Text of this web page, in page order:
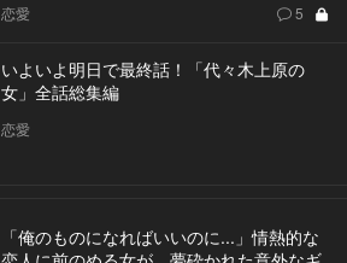
恋愛 5
いよいよ明日で最終話！「代々木上原の
女」全話総集編
恋愛
「俺のものになればいいのに...」情熱的な